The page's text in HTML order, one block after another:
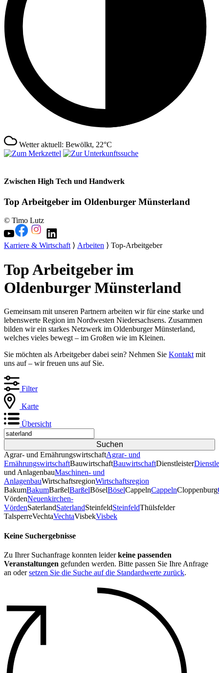
Wetter aktuell: Bewölkt, 22°C
Zwischen High Tech und Handwerk
Top Arbeitgeber im Oldenburger Münsterland
© Timo Lutz
Karriere & Wirtschaft⟩ Arbeiten ⟩ Top-Arbeitgeber
Top Arbeitgeber im
Oldenburger Münsterland
Gemeinsam mit unseren Partnern arbeiten wir für eine starke und
lebenswerte Region im Nordwesten Niedersachsens. Zusammen
bilden wir ein starkes Netzwerk im Oldenburger Münsterland,
welches vieles bewegt – im Großen wie im Kleinen.
Sie möchten als Arbeitgeber dabei sein? Nehmen Sie Kontakt mit
uns auf – wir freuen uns auf Sie.
Filter
Karte
Übersicht
Agrar- und ErnährungswirtschaftAgrar- und
ErnährungswirtschaftBauwirtschaftBauwirtschaftDienstleister
und AnlagenbauMaschinen- und
AnlagenbauWirtschaftsregionWirtschaftsregion
BakumBakumBarßelBarßelBöselBöselCappelnCappelnCloppenburg
VördenNeuenkirchen-
VördenSaterlandSaterlandSteinfeldSteinfeldThülsfelder
TalsperreVechtaVechtaVisbekVisbek
Keine Suchergebnisse
Zu Ihrer Suchanfrage konnten leiderkeine passenden
Veranstaltungen gefunden werden. Bitte passen Sie Ihre Anfrage
an odersetzen Sie die Suche auf die Standardwerte zurück.